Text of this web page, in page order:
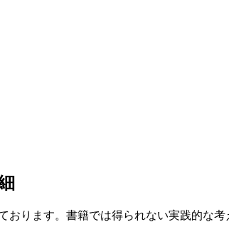
おります。書籍では得られない実践的な